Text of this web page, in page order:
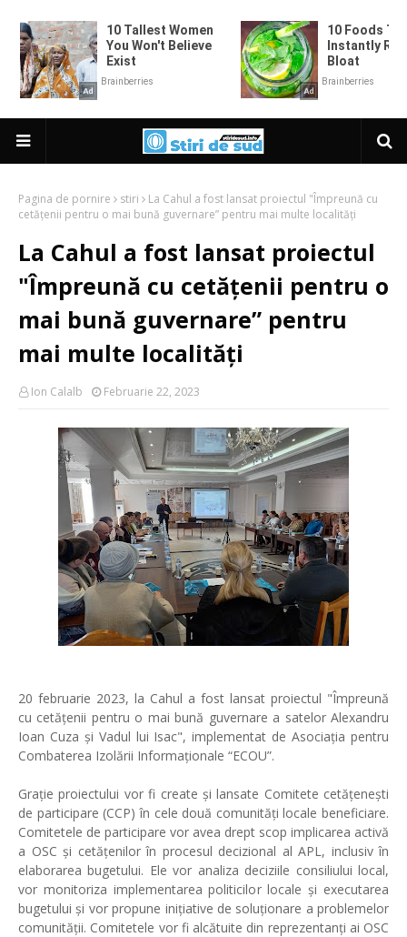
Pagina de pornire stiri
La Cahul a fost lansat proiectul "Împreună cu
cetățenii pentru o mai bună guvernare” pentru mai multe localități
La Cahul a fost lansat proiectul
"Împreună cu cetățenii pentru o
mai bună guvernare” pentru
mai multe localități
Ion Calalb Februarie 22, 2023
20 februarie 2023, la Cahul a fost lansat proiectul "Împreună
cu cetățenii pentru o mai bună guvernare a satelor Alexandru
Ioan Cuza și Vadul lui Isac", implementat de Asociația pentru
Combaterea Izolării Informaționale “ECOU”.
Grație proiectului vor fi create și lansate Comitete cetățenești
de participare (CCP) în cele două comunități locale beneficiare.
Comitetele de participare vor avea drept scop implicarea activă
a OSC și cetățenilor în procesul decizional al APL, inclusiv în
elaborarea bugetului. Ele vor analiza deciziile consiliului local,
vor monitoriza implementarea politicilor locale și executarea
bugetului și vor propune inițiative de soluționare a problemelor
comunității. Comitetele vor fi alcătuite din reprezentanți ai OSC